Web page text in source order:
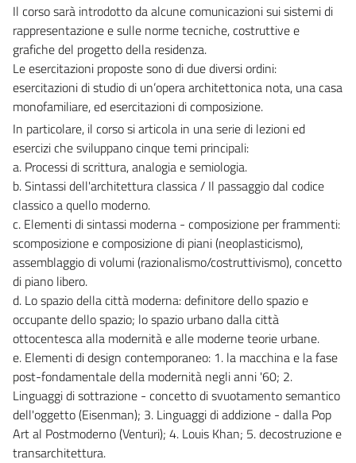
Il corso sarà introdotto da alcune comunicazioni sui sistemi di
rappresentazione e sulle norme tecniche, costruttive e
grafiche del progetto della residenza.
Le esercitazioni proposte sono di due diversi ordini:
esercitazioni di studio di un’opera architettonica nota, una casa
monofamiliare, ed esercitazioni di composizione.
In particolare, il corso si articola in una serie di lezioni ed
esercizi che sviluppano cinque temi principali:
a. Processi di scrittura, analogia e semiologia.
b.Sintassi dell'architettura classica / Il passaggio dal codice
classico a quello moderno.
c. Elementi di sintassi moderna - composizione per frammenti:
scomposizione e composizione di piani (neoplasticismo),
assemblaggio di volumi (razionalismo/costruttivismo), concetto
di piano libero.
d. Lo spazio della città moderna: definitore dello spazio e
occupante dello spazio; lo spazio urbano dalla città
ottocentesca alla modernità e alle moderne teorie urbane.
e. Elementi di design contemporaneo: 1. la macchina e la fase
post-fondamentale della modernità negli anni '60; 2.
Linguaggi di sottrazione - concetto di svuotamento semantico
dell'oggetto (Eisenman); 3. Linguaggi di addizione - dalla Pop
Art al Postmoderno (Venturi); 4. Louis Khan; 5. decostruzione e
transarchitettura.